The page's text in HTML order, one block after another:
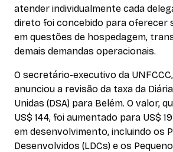
atender individualmente cada
direto foi concebido para oferecer
em questões de hospedagem,
demais demandas operacionais.
O secretário-executivo da
anunciou a revisão da taxa da
Unidas (DSA) para Belém. O valor,
US$ 144, foi aumentado para US$
em desenvolvimento, incluindo os
Desenvolvidos (LDCs) e os